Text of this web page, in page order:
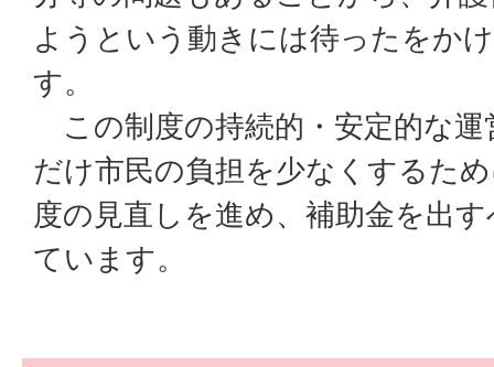
ようという動きには待ったをか
す。
この制度の持続的・安定的な
だけ市民の負担を少なくするた
度の見直しを進め、補助金を出
ています。